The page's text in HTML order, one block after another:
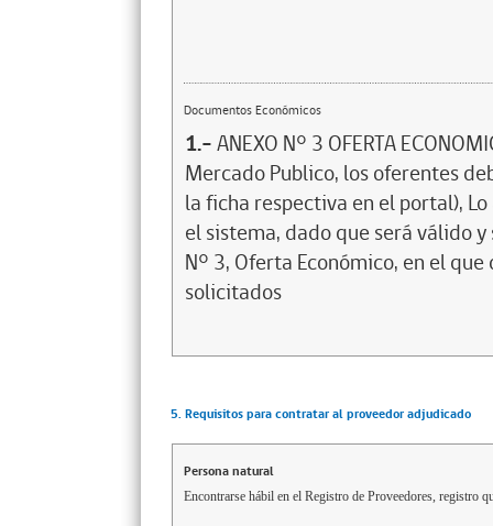
Documentos Económicos
1.-ANEXO N° 3 OFERTA
Mercado Publico, los oferentes
la ficha respectiva en el portal),
el sistema, dado que será válido
N° 3, Oferta Económico, en el
solicitados
5. Requisitos para contratar al proveedor adjudicado
Persona natural
Encontrarse hábil en el Registro de Proveedores, registro